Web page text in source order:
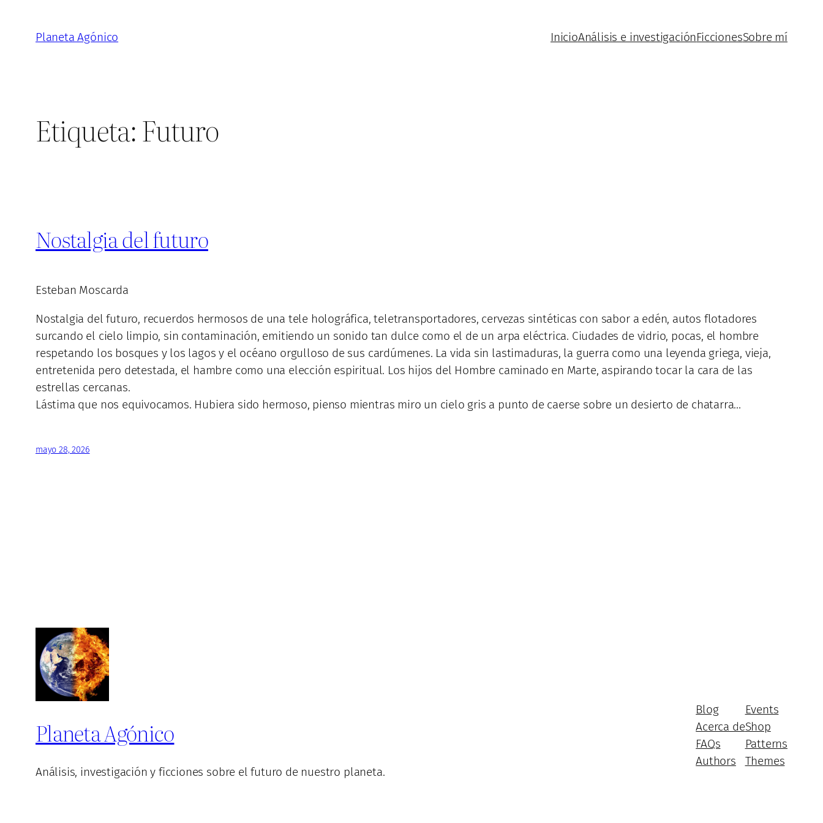
contenido
Planeta Agónico InicioAnálisis e investigaciónFiccionesSobre mí
Etiqueta:Futuro
Nostalgia del futuro
Esteban Moscarda
Nostalgia del futuro, recuerdos hermosos de una tele holográfica, teletransportadores, cervezas sintéticas con sabor a edén, autos flotadores
surcando el cielo limpio, sin contaminación, emitiendo un sonido tan dulce como el de un arpa eléctrica. Ciudades de vidrio, pocas, el hombre
respetando los bosques y los lagos y el océano orgulloso de sus cardúmenes. La vida sin lastimaduras, la guerra como una leyenda griega, vieja,
entretenida pero detestada, el hambre como una elección espiritual. Los hijos del Hombre caminado en Marte, aspirando tocar la cara de las
estrellas cercanas.
Lástima que nos equivocamos. Hubiera sido hermoso, pienso mientras miro un cielo gris a punto de caerse sobre un desierto de chatarra…
mayo 28, 2026
Planeta Agónico
Análisis, investigación y ficciones sobre el futuro de nuestro planeta.
Blog
Acerca de
FAQs
Authors
Events
Shop
Patterns
Themes